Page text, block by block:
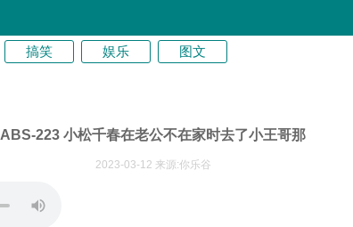
搞笑 娱乐 图文
ABS-223 小松千春在老公不在家时去了小王哥那
2023-03-12 来源:你乐谷